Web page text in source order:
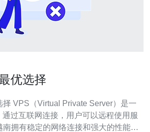
优选择
）是一
过互联网连接，用户可以远程使用服
拥有稳定的网络连接和强大的性能，